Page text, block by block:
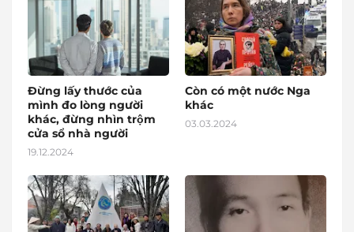
Đừng lấy thước của
mình đo lòng người
khác, đừng nhìn trộm
cửa sổ nhà người
19.12.2024
Còn có một nước Nga
khác
03.03.2024